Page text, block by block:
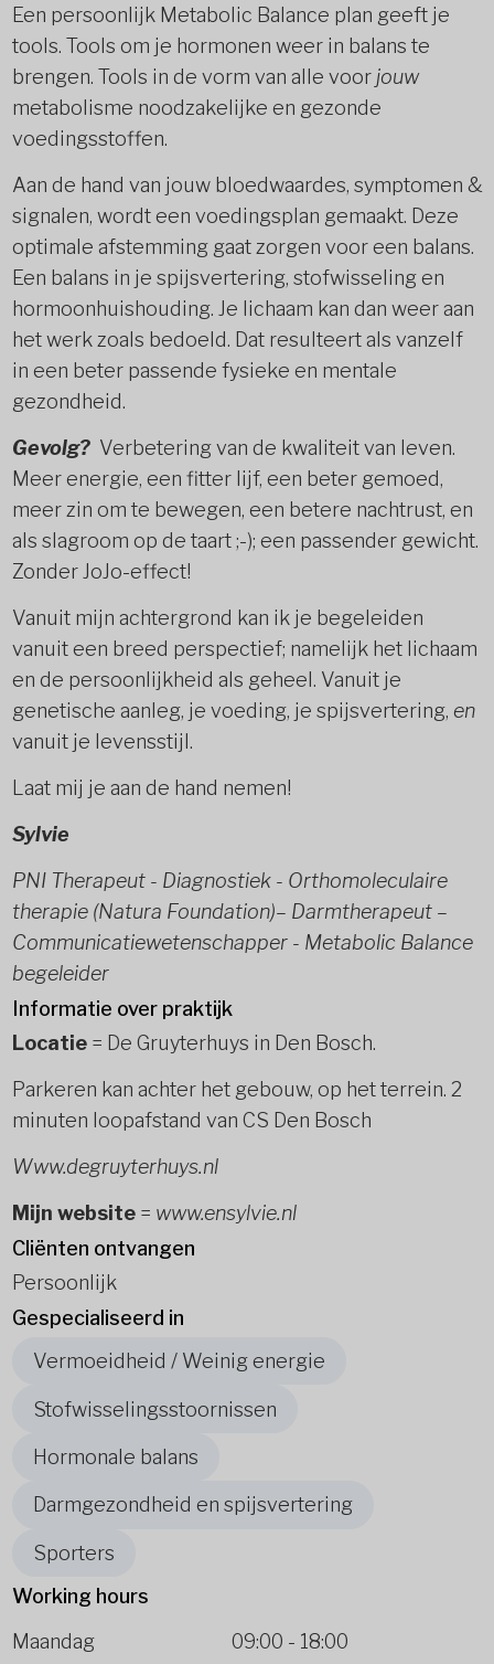
Een persoonlijk Metabolic Balance plan geeft je
tools. Tools om je hormonen weer in balans te
brengen. Tools in de vorm van alle voor jouw
metabolisme noodzakelijke en gezonde
voedingsstoffen.
Aan de hand van jouw bloedwaardes, symptomen &
signalen, wordt een voedingsplan gemaakt. Deze
optimale afstemming gaat zorgen voor een balans.
Een balans in je spijsvertering, stofwisseling en
hormoonhuishouding. Je lichaam kan dan weer aan
het werk zoals bedoeld. Dat resulteert als vanzelf
in een beter passende fysieke en mentale
gezondheid.
Gevolg? Verbetering van de kwaliteit van leven.
Meer energie, een fitter lijf, een beter gemoed,
meer zin om te bewegen, een betere nachtrust, en
als slagroom op de taart ;-); een passender gewicht.
Zonder JoJo-effect!
Vanuit mijn achtergrond kan ik je begeleiden
vanuit een breed perspectief; namelijk het lichaam
en de persoonlijkheid als geheel. Vanuit je
genetische aanleg, je voeding, je spijsvertering, en
vanuit je levensstijl.
Laat mij je aan de hand nemen!
Sylvie
PNI Therapeut - Diagnostiek - Orthomoleculaire
therapie (Natura Foundation)– Darmtherapeut –
Communicatiewetenschapper - Metabolic Balance
begeleider
Informatie over praktijk
Locatie= De Gruyterhuys in Den Bosch.
Parkeren kan achter het gebouw, op het terrein. 2
minuten loopafstand van CS Den Bosch
Www.degruyterhuys.nl
Mijn website = www.ensylvie.nl
Cliënten ontvangen
Persoonlijk
Gespecialiseerd in
Vermoeidheid / Weinig energie
Stofwisselingsstoornissen
Hormonale balans
Darmgezondheid en spijsvertering
Sporters
Working hours
Maandag
09:00 - 18:00